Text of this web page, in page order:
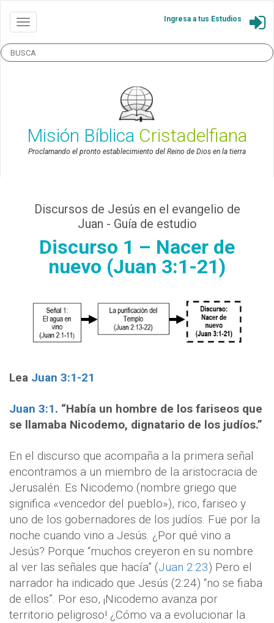
Ingresa a tus Estudios
Misión Bíblica Cristadelfiana
Proclamando el pronto establecimiento del Reino de Dios en la tierra
Discursos de Jesús en el evangelio de
Juan - Guía de estudio
Discurso 1 – Nacer de
nuevo (Juan 3:1-21)
Lea Juan 3:1-21
Juan 3:1. “Había un hombre de los fariseos que
se llamaba Nicodemo, dignatario de los judíos.”
En el discurso que acompaña a la primera señal
encontramos a un miembro de la aristocracia de
Jerusalén. Es Nicodemo (nombre griego que
significa «vencedor del pueblo»), rico, fariseo y
uno de los gobernadores de los judíos. Fue por la
noche cuando vino a Jesús. ¿Por qué vino a
Jesús? Porque “muchos creyeron en su nombre
al ver las señales que hacía” (Juan 2:23) Pero el
narrador ha indicado que Jesús (2:24) “no se fiaba
de ellos”. Por eso, ¡Nicodemo avanza por
territorio peligroso! ¿Cómo va a evolucionar la